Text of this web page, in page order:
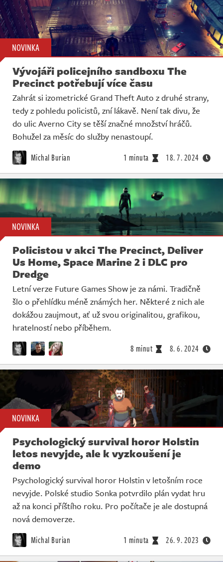
NOVINKA
Vývojáři policejního sandboxu The
Precinct potřebují více času
Zahrát si izometrické Grand Theft Auto z druhé strany,
tedy z pohledu policistů, zní lákavě. Není tak divu, že
do ulic Averno City se těší značné množství hráčů.
Bohužel za měsíc do služby nenastoupí.
Michal Burian 1 minuta 18. 7. 2024
NOVINKA
Policistou v akci The Precinct, Deliver
Us Home, Space Marine 2 i DLC pro
Dredge
Letní verze Future Games Show je za námi. Tradičně
šlo o přehlídku méně známých her. Některé z nich ale
dokážou zaujmout, ať už svou originalitou, grafikou,
hratelností nebo příběhem.
8 minut 8. 6. 2024
NOVINKA
Psychologický survival horor Holstin
letos nevyjde, ale k vyzkoušení je
demo
Psychologický survival horor Holstin v letošním roce
nevyjde. Polské studio Sonka potvrdilo plán vydat hru
až na konci příštího roku. Pro počítače je ale dostupná
nová demoverze.
Michal Burian 1 minuta 26. 9. 2023